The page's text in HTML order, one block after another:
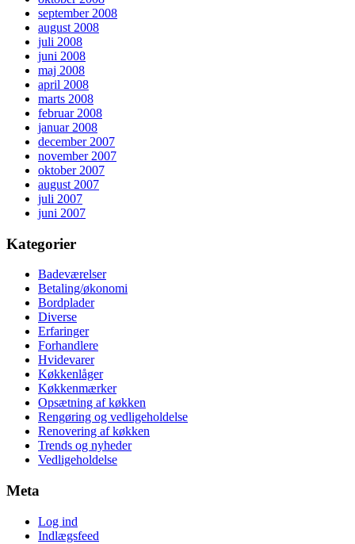
september 2008
august 2008
juli 2008
juni 2008
maj 2008
april 2008
marts 2008
februar 2008
januar 2008
december 2007
november 2007
oktober 2007
august 2007
juli 2007
juni 2007
Kategorier
Badeværelser
Betaling/økonomi
Bordplader
Diverse
Erfaringer
Forhandlere
Hvidevarer
Køkkenlåger
Køkkenmærker
Opsætning af køkken
Rengøring og vedligeholdelse
Renovering af køkken
Trends og nyheder
Vedligeholdelse
Meta
Log ind
Indlægsfeed